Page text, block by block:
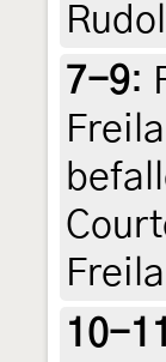
7-9:
10-11